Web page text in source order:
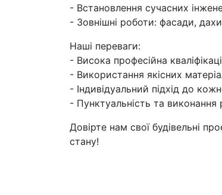
- Встановлення сучасних
- Зовнішні роботи: фасади,
Наші переваги:
- Висока професійна
- Використання якісних
- Індивідуальний підхід до
- Пунктуальність та виконання
Довірте нам свої будівельні
стану!